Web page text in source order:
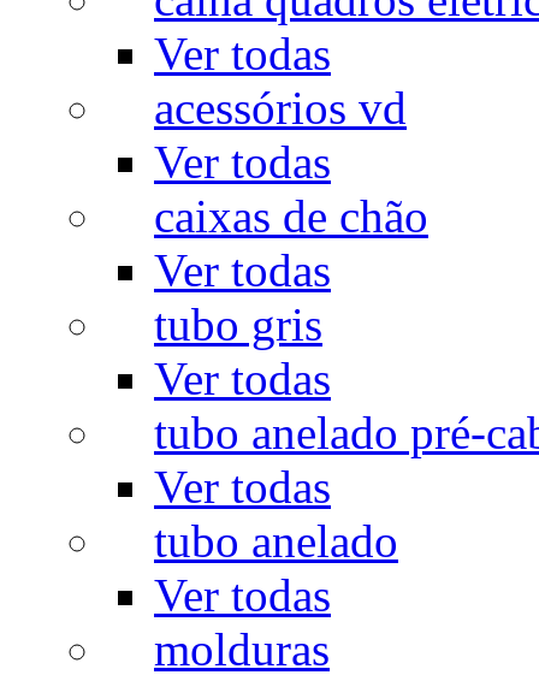
Ver todas
acessórios vd
Ver todas
caixas de chão
Ver todas
tubo gris
Ver todas
tubo anelado pré-
Ver todas
tubo anelado
Ver todas
molduras